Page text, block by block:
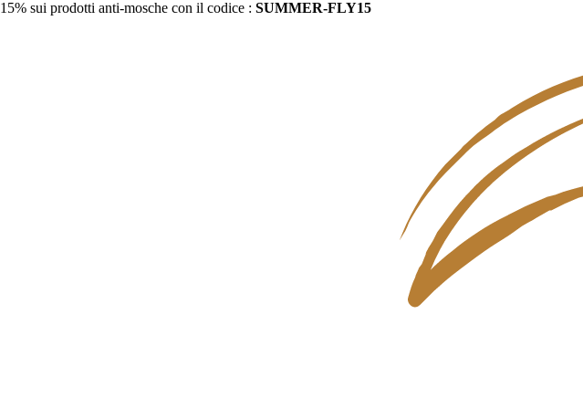
15% sui prodotti anti-mosche con il codice : SUMMER-FLY15